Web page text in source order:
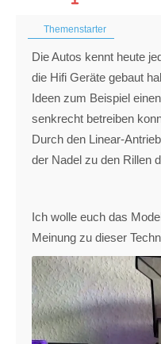
Themenstarter
Die Autos kennt heute
die Hifi Geräte gebaut
Ideen zum Beispiel
senkrecht betreiben
Durch den Linear-
der Nadel zu den Rillen
Ich wolle euch das
Meinung zu dieser